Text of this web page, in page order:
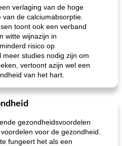
verlaging van de hoge
de calciumabsorptie.
toont ook een verband
witte wijnazijn in
risico op
studies nodig zijn om
vertoont azijn wel een
van het hart.
gezondheidsvoordelen
voor de gezondheid.
fungeert het als een